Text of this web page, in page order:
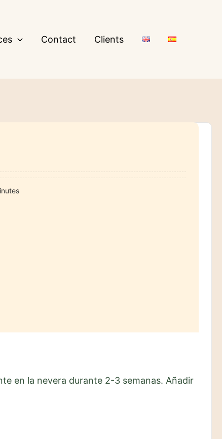
Contact Clients
en la nevera durante 2-3 semanas. Añadir